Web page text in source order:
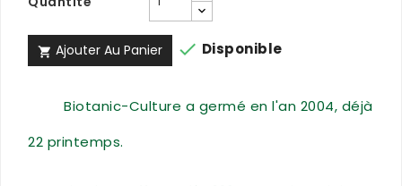
 Ajouter Au Panier  Disponible
Biotanic-Culture a germé en l'an 2004, déjà
22 printemps.